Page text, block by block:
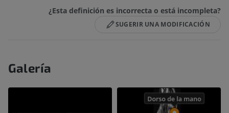
¿Esta definición es incorrecta o está incompleta?
SUGERIR UNA MODIFICACIÓN
Galería